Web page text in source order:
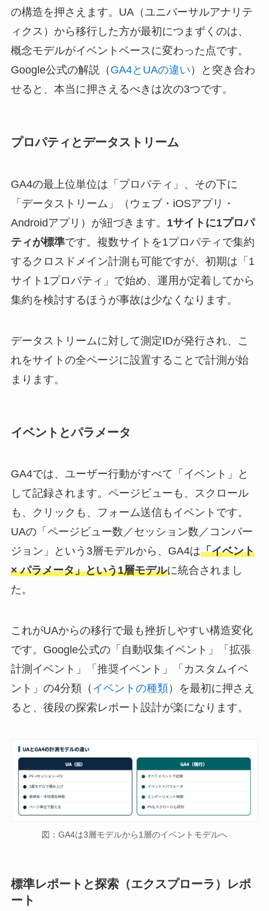
の構造を押さえます。UA（ユニバーサルアナリテ
ィクス）から移行した方が最初につまずくのは、
概念モデルがイベントベースに変わった点です。
Google公式の解説（ GA4とUAの違い ）と突き合わ
せると、本当に押さえるべきは次の3つです。
プロパティとデータストリーム
GA4の最上位単位は「プロパティ」、その下に
「データストリーム」（ウェブ・iOSアプリ・
Androidアプリ）が紐づきます。 1サイトに1プロパ
ティが標準です。複数サイトを1プロパティで集約
するクロスドメイン計測も可能ですが、初期は「1
サイト1プロパティ」で始め、運用が定着してから
集約を検討するほうが事故は少なくなります。
データストリームに対して測定IDが発行され、こ
れをサイトの全ページに設置することで計測が始
まります。
イベントとパラメータ
GA4では、ユーザー行動がすべて「イベント」と
して記録されます。ページビューも、スクロール
も、クリックも、フォーム送信もイベントです。
UAの「ページビュー数／セッション数／コンバー
ジョン」という3層モデルから、GA4は「イベント
× パラメータ」という1層モデルに統合されまし
た。
これがUAからの移行で最も挫折しやすい構造変化
です。Google公式の「自動収集イベント」「拡張
計測イベント」「推奨イベント」「カスタムイベ
ント」の4分類（ イベントの種類）を最初に押さえ
ると、後段の探索レポート設計が楽になります。
図：GA4は3層モデルから1層のイベントモデルへ
標準レポートと探索（エクスプローラ）レポ
ート